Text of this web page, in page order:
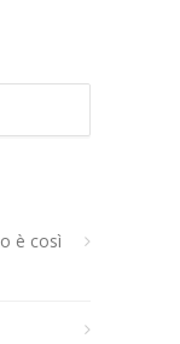
è così